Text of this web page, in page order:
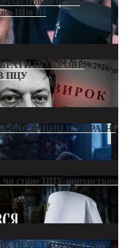
Шіо III
ПО КРОВІ:
ПЦУ
ВІЙНИ В УКРАЇНІ
чи стане ПЦУ прихистком
ПЕРЕТВОРИТИ ПЦУ